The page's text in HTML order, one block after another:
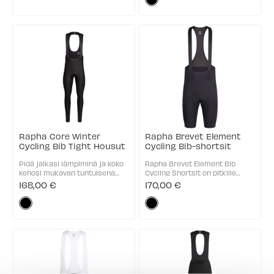
Musta
Rapha Core Winter
Cycling Bib Tight Housut
Pidä jalkasi lämpiminä ja koko
kehosi mukavan tuntuisena
kylminä ajopäivinä. Pitkät,
pehmustetut Rapha Core
Winter Cycling Bib -ajohousut
on tarkoitettu
168,00 €
Väri:
Musta
Rapha Brevet Element
Cycling Bib-shortsit
Rapha Brevet Element Bib
Cycling Shortsit on pitkille
lenkeille suunniteltu
pehmustettu bib-malli, jossa
on taskut tarvikkeille.
Hengittävä materiaali ja
170,00 €
Väri:
Musta